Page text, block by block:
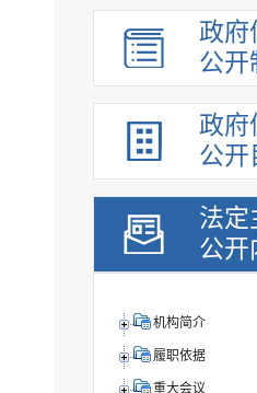
政府
公开
政府
公开
法定
公开
机构简介
履职依据
重大会议